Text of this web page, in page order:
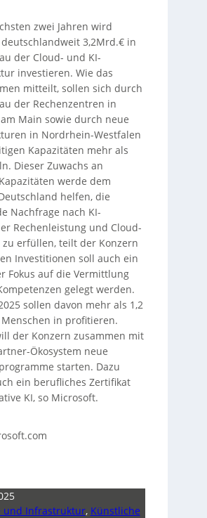
zwei Jahren wird
3,2Mrd.€ in
der Cloud- und KI-
investieren. Wie das
mitteilt, sollen sich durch
der Rechenzentren in
Main sowie durch neue
in Nordrhein-Westfalen
Kapazitäten mehr als
Dieser Zuwachs an
werde dem
helfen, die
Nachfrage nach KI-
Rechenleistung und Cloud-
zu erfüllen, teilt der Konzern
Investitionen soll auch ein
Fokus auf die Vermittlung
gelegt werden.
sollen davon mehr als 1,2
in profitieren.
der Konzern zusammen mit
Ökosystem neue
starten. Dazu
ein berufliches Zertifikat
KI, so Microsoft.
und Infrastruktur, Künstliche